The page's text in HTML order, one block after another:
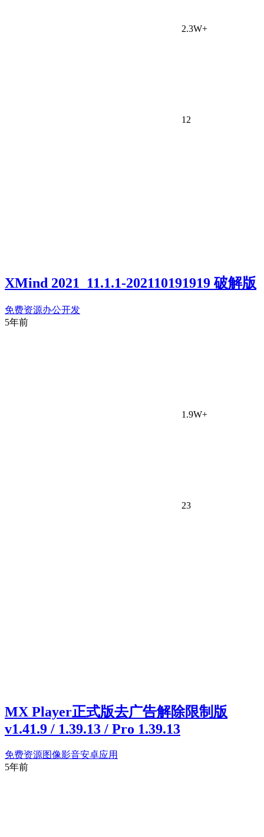
2.3W+
12
XMind 2021_11.1.1-202110191919 破解版
免费资源办公开发
5年前
1.9W+
23
MX Player正式版去广告解除限制版
v1.41.9 / 1.39.13 / Pro 1.39.13
免费资源图像影音安卓应用
5年前